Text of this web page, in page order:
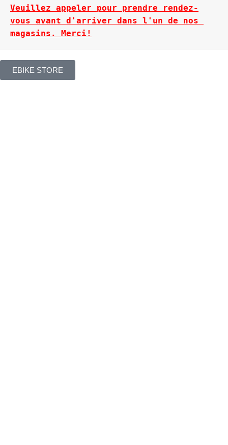
Veuillez appeler pour prendre rendez-
vous avant d'arriver dans l'un de nos
magasins. Merci!
EBIKE STORE